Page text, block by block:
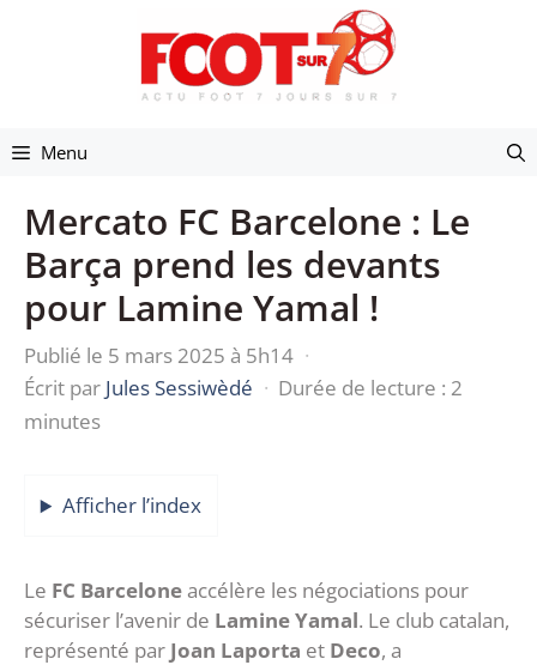
Menu
Mercato FC Barcelone : Le
Barça prend les devants
pour Lamine Yamal !
Publié le 5 mars 2025 à 5h14 ·
Écrit par Jules Sessiwèdé · Durée de lecture : 2
minutes
Afficher l’index
Le FC Barceloneaccélère les négociations pour
sécuriser l’avenir de Lamine Yamal. Le club catalan,
représenté par Joan Laporta et Deco, a